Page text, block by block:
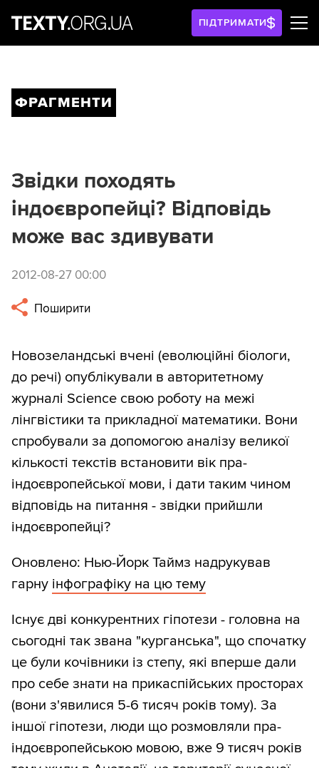
ПІДТРИМАТИ
ФРАГМЕНТИ
Звідки походять
індоєвропейці? Відповідь
може вас здивувати
2012-08-27 00:00
Поширити
Новозеландські вчені (еволюційні біологи,
до речі) опублікували в авторитетному
журналі Science свою роботу на межі
лінгвістики та прикладної математики. Вони
спробували за допомогою аналізу великої
кількості текстів встановити вік пра-
індоєвропейської мови, і дати таким чином
відповідь на питання - звідки прийшли
індоєвропейці?
Оновлено: Нью-Йорк Таймз надрукував
гарну інфографіку на цю тему
Існує дві конкурентних гіпотези - головна на
сьогодні так звана "курганська", що спочатку
це були кочівники із степу, які вперше дали
про себе знати на прикаспійських просторах
(вони з'явилися 5-6 тисяч років тому). За
іншої гіпотези, люди що розмовляли пра-
індоєвропейською мовою, вже 9 тисяч років